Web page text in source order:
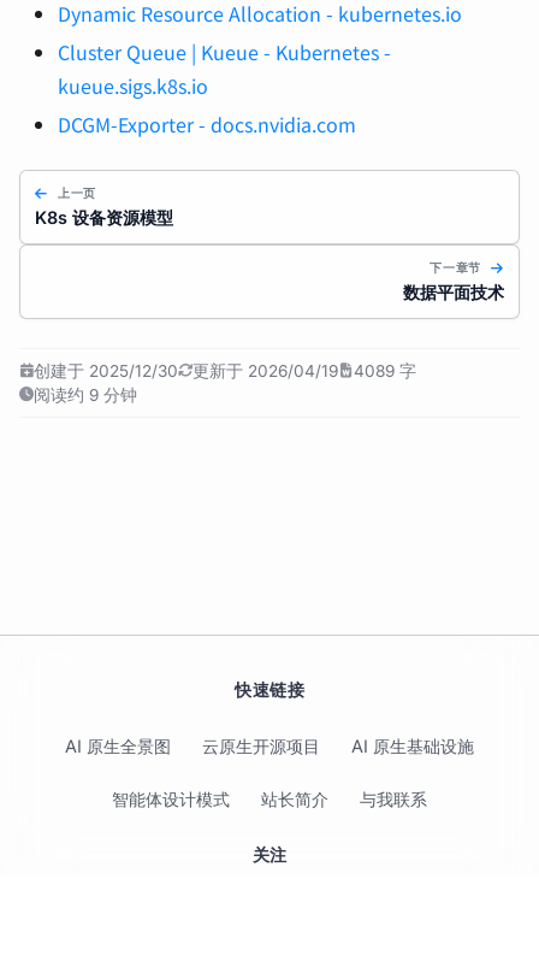
Dynamic Resource Allocation - kubernetes.io
Cluster Queue | Kueue - Kubernetes -
kueue.sigs.k8s.io
DCGM-Exporter - docs.nvidia.com
上一页
K8s 设备资源模型
下一章节
数据平面技术
创建于 2025/12/30 更新于 2026/04/19
4089 字
阅读约 9 分钟
快速链接
AI 原生全景图 云原生开源项目 AI 原生基础设施
智能体设计模式 站长简介 与我联系
关注